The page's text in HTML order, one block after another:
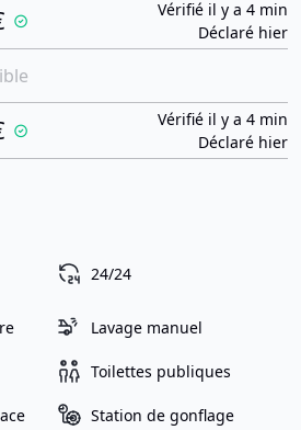
Vérifié il y a 4 min
Déclaré hier
Vérifié il y a 4 min
Déclaré hier
24/24
Lavage manuel
Toilettes publiques
Station de gonflage